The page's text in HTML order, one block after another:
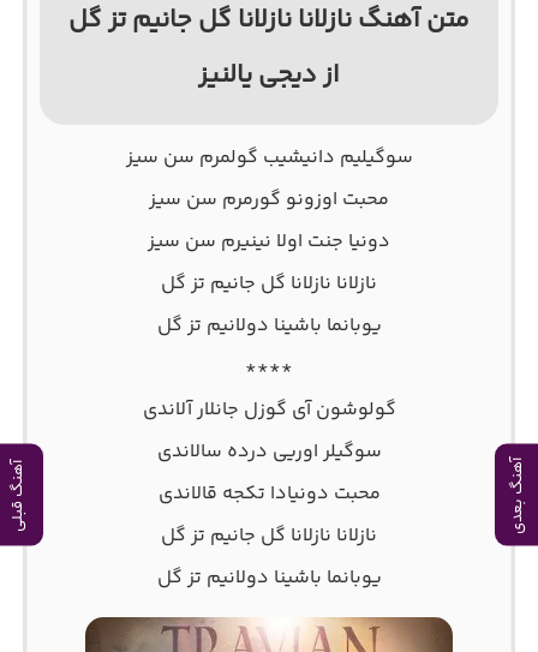
آهنگ بعدی آهنگ قبلی
متن آهنگ نازلانا نازلانا گل جانیم تز گل
از دیجی یالنیز
سوگیلیم دانیشیب گولمرم سن سیز
محبت اوزونو گورمرم سن سیز
دونیا جنت اولا نینیرم سن سیز
نازلانا نازلانا گل جانیم تز گل
یوبانما باشینا دولانیم تز گل
****
گولوشون آی گوزل جانلار آلاندی
سوگیلر اوریی درده سالاندی
محبت دونیادا تکجه قالاندی
نازلانا نازلانا گل جانیم تز گل
یوبانما باشینا دولانیم تز گل